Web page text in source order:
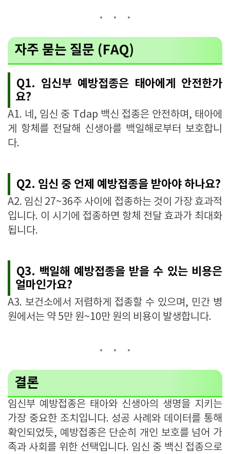
자주 묻는 질문 (FAQ)
Q1. 임신부 예방접종은 태아에게 안전한가
요?
A1. 네, 임신 중 Tdap 백신 접종은 안전하며, 태아에
게 항체를 전달해 신생아를 백일해로부터 보호합니
다.
Q2. 임신 중 언제 예방접종을 받아야 하나요?
A2. 임신 27~36주 사이에 접종하는 것이 가장 효과적
입니다. 이 시기에 접종하면 항체 전달 효과가 최대화
됩니다.
Q3. 백일해 예방접종을 받을 수 있는 비용은
얼마인가요?
A3. 보건소에서 저렴하게 접종할 수 있으며, 민간 병
원에서는 약 5만 원~10만 원의 비용이 발생합니다.
결론
임신부 예방접종은 태아와 신생아의 생명을 지키는
가장 중요한 조치입니다. 성공 사례와 데이터를 통해
확인되었듯, 예방접종은 단순히 개인 보호를 넘어 가
족과 사회를 위한 선택입니다. 임신 중 백신 접종으로